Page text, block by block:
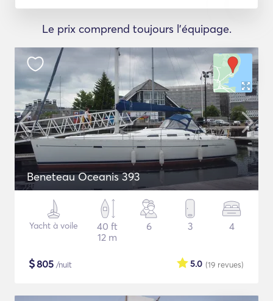
Le prix comprend toujours l'équipage.
Beneteau Oceanis 393
Yacht à voile
40 ft
12 m
6 3 4
$805 /nuit (19 revues)
5.0